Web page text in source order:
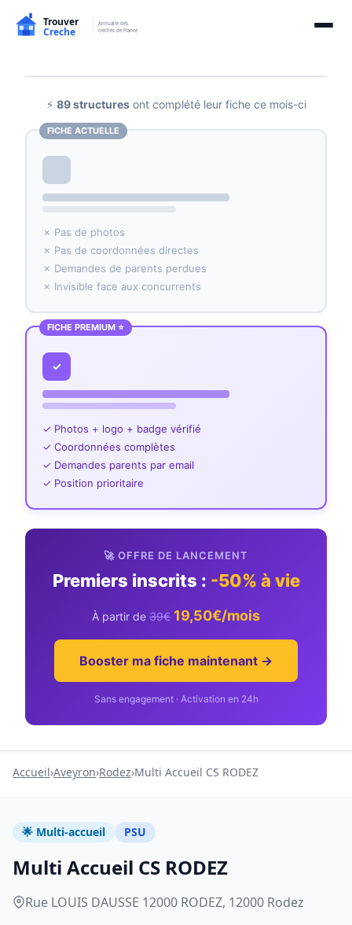
⚡ 89 structuresont complété leur fiche ce mois-ci
FICHE ACTUELLE
✗ Pas de photos
✗ Pas de coordonnées directes
✗ Demandes de parents perdues
✗ Invisible face aux concurrents
FICHE PREMIUM ⭐
✓
✓ Photos + logo + badge vérifié
✓ Coordonnées complètes
✓ Demandes parents par email
✓ Position prioritaire
🚀 OFFRE DE LANCEMENT
Premiers inscrits : -50% à vie
À partir de 39€ 19,50€/mois
Booster ma fiche maintenant →
Sans engagement · Activation en 24h
Accueil›Aveyron›Rodez›Multi Accueil CS RODEZ
🌟 Multi-accueil PSU
Multi Accueil CS RODEZ
Rue LOUIS DAUSSE 12000 RODEZ, 12000 Rodez